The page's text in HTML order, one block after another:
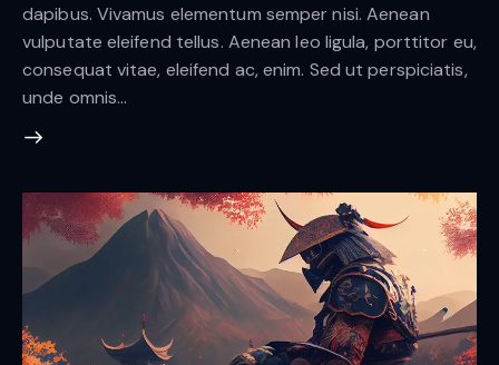
dapibus. Vivamus elementum semper nisi. Aenean
vulputate eleifend tellus. Aenean leo ligula, porttitor eu,
consequat vitae, eleifend ac, enim. Sed ut perspiciatis,
unde omnis…